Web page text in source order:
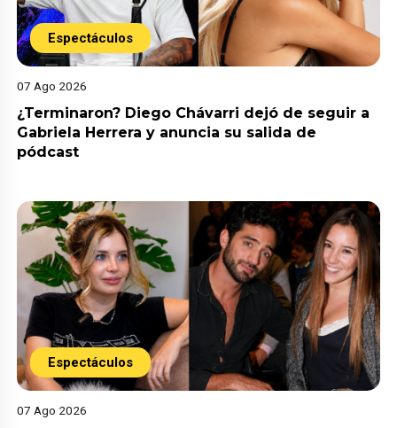
Espectáculos
07 Ago 2026
¿Terminaron? Diego Chávarri dejó de seguir a
Gabriela Herrera y anuncia su salida de
pódcast
Espectáculos
07 Ago 2026